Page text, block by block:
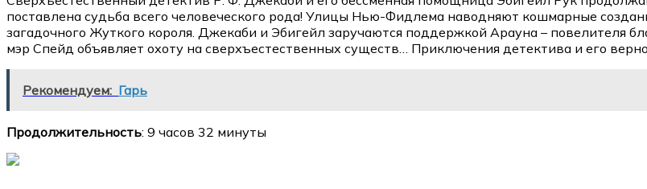
поставлена судьба всего человеческого рода! Улицы Нью-Фидлема наводняют кошмарные
загадочного Жуткого короля. Джекаби и Эбигейл заручаются поддержкой Арауна – повелителя
мэр Спейд объявляет охоту на сверхъестественных существ… Приключения детектива и его
Рекомендуем: Гарь
Продолжительность: 9 часов 32 минуты